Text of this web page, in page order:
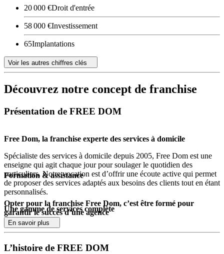
20 000 €Droit d'entrée
58 000 €Investissement
65Implantations
Voir les autres chiffres clés
Découvrez notre concept de franchise
Présentation de FREE DOM
Free Dom, la franchise experte des services à domicile
Spécialiste des services à domicile depuis 2005, Free Dom est une
enseigne qui agit chaque jour pour soulager le quotidien des
particuliers. Notre vocation est d’offrir une écoute active qui permet
de proposer des services adaptés aux besoins des clients tout en étant
personnalisés.
Une gamme de services complète
Au fil des années, Free Dom a su se montrer comme une enseigne
importante dans les services à domicile grâce à sa large proposition
de services et à son approche :
Formation & assistance
Opter pour la franchise Free Dom, c’est être formé pour
garantir le succès d’une agence
Tous nos franchisés suivent une formation initiale de 3 semaines lors
abordés, entre autres, des sujets liés à la réussite d’une agence de
En savoir plus
L’histoire de FREE DOM